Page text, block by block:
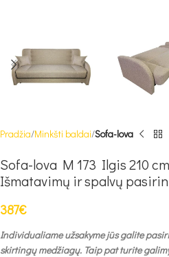
Pradžia Minkšti baldai Sofa-lova
Sofa-lova M 173 Ilgis 210
Išmatavimų ir spalvų
387€
Individualiame užsakyme jūs galite
skirtingų medžiagų. Taip pat turite